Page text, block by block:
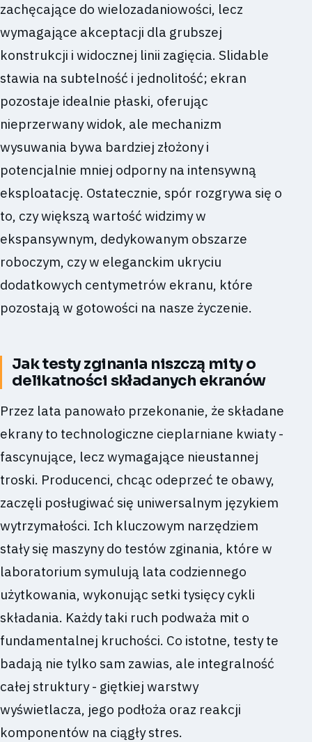
zachęcające do wielozadaniowości, lecz
wymagające akceptacji dla grubszej
konstrukcji i widocznej linii zagięcia. Slidable
stawia na subtelność i jednolitość; ekran
pozostaje idealnie płaski, oferując
nieprzerwany widok, ale mechanizm
wysuwania bywa bardziej złożony i
potencjalnie mniej odporny na intensywną
eksploatację. Ostatecznie, spór rozgrywa się o
to, czy większą wartość widzimy w
ekspansywnym, dedykowanym obszarze
roboczym, czy w eleganckim ukryciu
dodatkowych centymetrów ekranu, które
pozostają w gotowości na nasze życzenie.
Jak testy zginania niszczą mity o
delikatności składanych ekranów
Przez lata panowało przekonanie, że składane
ekrany to technologiczne cieplarniane kwiaty -
fascynujące, lecz wymagające nieustannej
troski. Producenci, chcąc odeprzeć te obawy,
zaczęli posługiwać się uniwersalnym językiem
wytrzymałości. Ich kluczowym narzędziem
stały się maszyny do testów zginania, które w
laboratorium symulują lata codziennego
użytkowania, wykonując setki tysięcy cykli
składania. Każdy taki ruch podważa mit o
fundamentalnej kruchości. Co istotne, testy te
badają nie tylko sam zawias, ale integralność
całej struktury - giętkiej warstwy
wyświetlacza, jego podłoża oraz reakcji
komponentów na ciągły stres.